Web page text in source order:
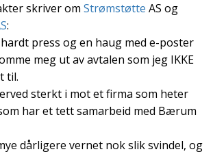
skriver om Strømstøtte AS og
:
press og en haug med e-poster
meg ut av avtalen som jeg IKKE
til.
sterkt i mot et firma som heter
har et tett samarbeid med Bærum
dårligere vernet nok slik svindel, og
Mistet ditt passord?